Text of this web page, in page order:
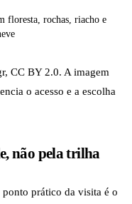
floresta, rochas, riacho e
CC BY 2.0. A imagem
o acesso e a escolha
não pela trilha
prático da visita é o